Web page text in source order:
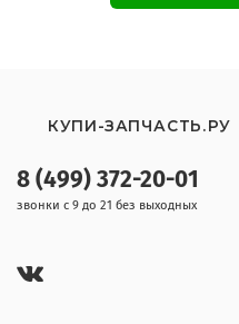
8 (499) 372-20-01
звонки с 9 до 21 без выходных
КУПИ-ЗАПЧАСТЬ.РУ